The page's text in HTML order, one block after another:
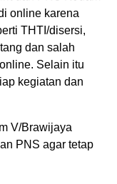
online karena
THTI/disersi,
dan salah
Selain itu
kegiatan dan
V/Brawijaya
PNS agar tetap